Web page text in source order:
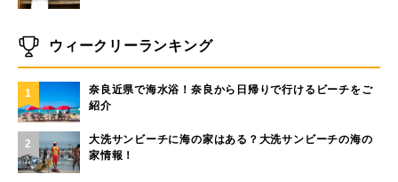
ウィークリーランキング
1
奈良近県で海水浴！奈良から日帰りで行けるビーチをご
紹介
2
大洗サンビーチに海の家はある？大洗サンビーチの海の
家情報！